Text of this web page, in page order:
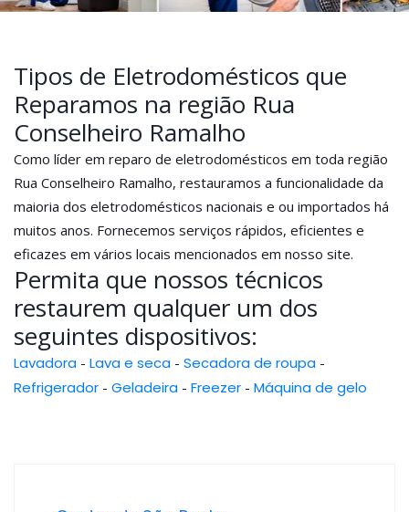
Tipos de Eletrodomésticos que
Reparamos na região Rua
Conselheiro Ramalho
Como líder em reparo de eletrodomésticos em toda região
Rua Conselheiro Ramalho, restauramos a funcionalidade da
maioria dos eletrodomésticos nacionais e ou importados há
muitos anos. Fornecemos serviços rápidos, eficientes e
eficazes em vários locais mencionados em nosso site.
Permita que nossos técnicos
restaurem qualquer um dos
seguintes dispositivos:
Lavadora - Lava e seca - Secadora de roupa -
Refrigerador - Geladeira - Freezer - Máquina de gelo